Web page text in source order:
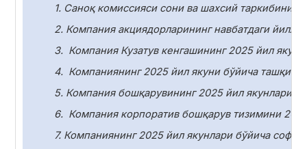
1. Саноқ комиссияси сони ва шахсий таркибини
2. Компания акциядорларининг навбатдаги
3. Компания Кузатув кенгашининг 2025 йил
4. Компаниянинг 2025 йил якуни бўйича ташқи
5. Компания бошқарувининг 2025 йил якунлари
6. Компания корпоратив бошқарув тизимини
7. Компаниянинг 2025 йил якунлари бўйича соф